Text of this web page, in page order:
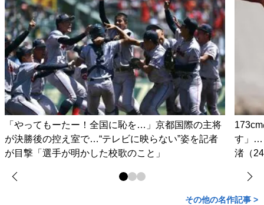
「やってもーたー！全国に恥を…」京都国際の主将
が決勝後の控え室で…“テレビに映らない”姿を記者
が目撃「選手が明かした校歌のこと」
す」…
渚（
その他の名作記事 >